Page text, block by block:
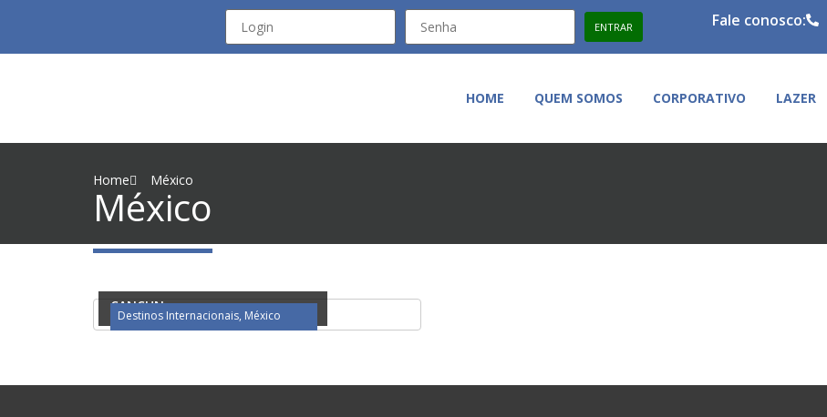
Fale conosco:
HOME QUEM SOMOS CORPORATIVO LAZER
Home México
México
CANCUN
Destinos Internacionais, México